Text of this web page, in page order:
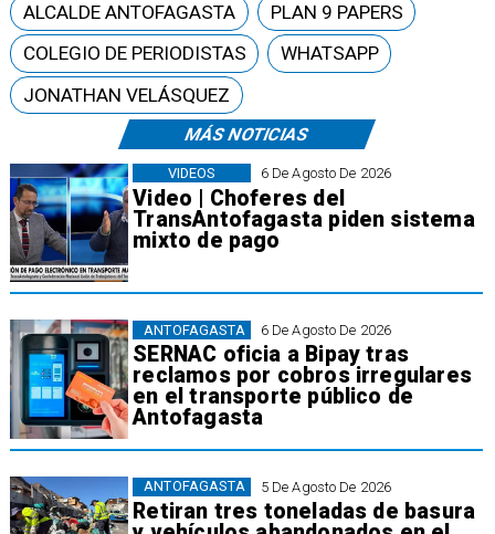
MÁS NOTICIAS
6 De Agosto De 2026
Video | Choferes del
TransAntofagasta piden sistema
mixto de pago
VIDEOS
6 De Agosto De 2026
SERNAC oficia a Bipay tras
reclamos por cobros irregulares
en el transporte público de
Antofagasta
ANTOFAGASTA
5 De Agosto De 2026
Retiran tres toneladas de basura
ANTOFAGASTA
ALCALDE ANTOFAGASTA
PLAN 9 PAPERS
COLEGIO DE PERIODISTAS
WHATSAPP
JONATHAN VELÁSQUEZ